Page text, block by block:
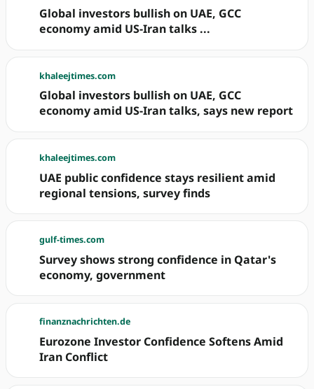
Global investors bullish on UAE, GCC
economy amid US-Iran talks ...
khaleejtimes.com
Global investors bullish on UAE, GCC
economy amid US-Iran talks, says new report
khaleejtimes.com
UAE public confidence stays resilient amid
regional tensions, survey finds
gulf-times.com
Survey shows strong confidence in Qatar's
economy, government
finanznachrichten.de
Eurozone Investor Confidence Softens Amid
Iran Conflict